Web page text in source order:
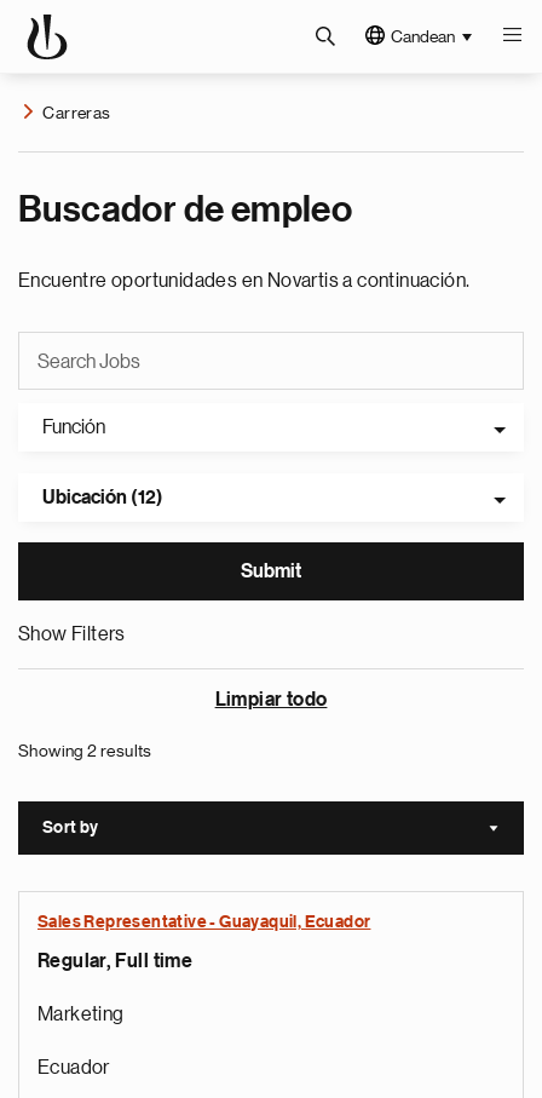
Candean
Carreras
Buscador de empleo
Encuentre oportunidades en Novartis a continuación.
Función
Ubicación (12)
Show Filters
Limpiar todo
Showing 2 results
Sort by Sort
Sales Representative - Guayaquil, Ecuador
Regular, Full time
Marketing
Ecuador